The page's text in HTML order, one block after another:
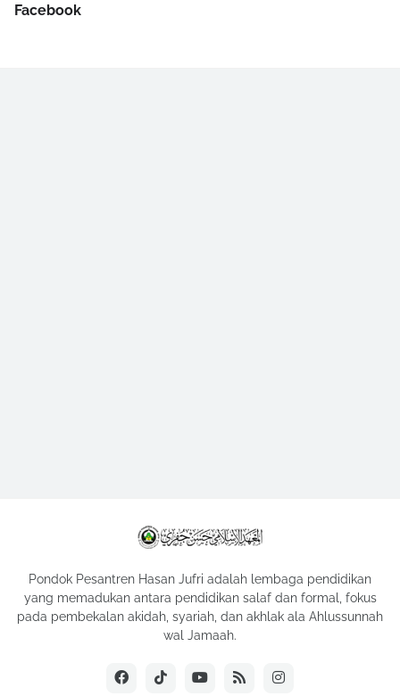
Facebook
Pondok Pesantren Hasan Jufri adalah lembaga pendidikan
yang memadukan antara pendidikan salaf dan formal, fokus
pada pembekalan akidah, syariah, dan akhlak ala Ahlussunnah
wal Jamaah.